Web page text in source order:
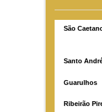
São
Santo
Guarulhos
Ribeirão